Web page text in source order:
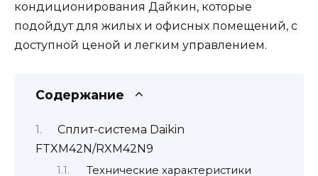
кондиционирования Дайкин, которые
подойдут для жилых и офисных помещений, с
доступной ценой и легким управлением.
Содержание
Сплит-система Daikin
FTXM42N/RXM42N9
Технические характеристики